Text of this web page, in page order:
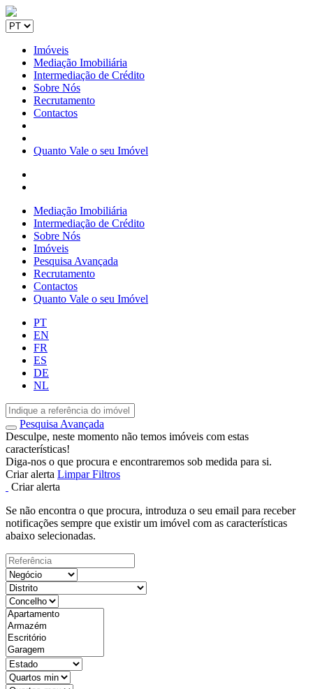
Imóveis
Mediação Imobiliária
Intermediação de Crédito
Sobre Nós
Recrutamento
Contactos
Quanto Vale o seu Imóvel
Mediação Imobiliária
Intermediação de Crédito
Sobre Nós
Imóveis
Pesquisa Avançada
Recrutamento
Contactos
Quanto Vale o seu Imóvel
PT
EN
FR
ES
DE
NL
Pesquisa Avançada
Desculpe, neste momento não temos imóveis com estas
características!
Diga-nos o que procura e encontraremos sob medida para si.
Criar alerta Limpar Filtros
Criar alerta
Se não encontra o que procura, introduza o seu email para receber
notificações sempre que existir um imóvel com as características
abaixo selecionadas.